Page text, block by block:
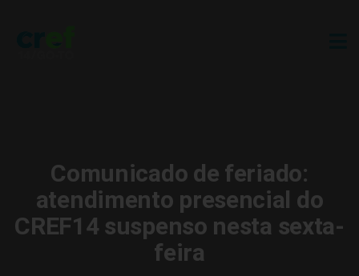
Comunicado de feriado:
atendimento presencial do
CREF14 suspenso nesta sexta-
feira